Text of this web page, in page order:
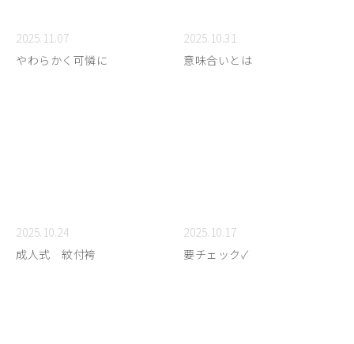
2025.11.07
やわらかく可憐に
2025.10.31
意味合いとは
2025.10.24
成人式 紋付袴
2025.10.17
要チェック✓